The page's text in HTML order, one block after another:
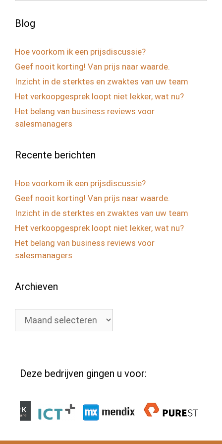
Blog
Hoe voorkom ik een prijsdiscussie?
Geef nooit korting! Van prijs naar waarde.
Inzicht in de sterktes en zwaktes van uw team
Het verkoopgesprek loopt niet lekker, wat nu?
Het belang van business reviews voor
salesmanagers
Recente berichten
Hoe voorkom ik een prijsdiscussie?
Geef nooit korting! Van prijs naar waarde.
Inzicht in de sterktes en zwaktes van uw team
Het verkoopgesprek loopt niet lekker, wat nu?
Het belang van business reviews voor
salesmanagers
Archieven
Archieven
Deze bedrijven gingen u voor: